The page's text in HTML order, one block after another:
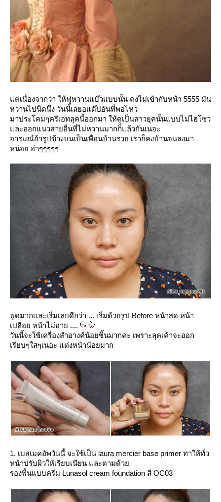
ต่เนื่องจากว่า ให้ฟูหวานแบ๊วแบบนั้น คงไม่เข้ากับหน้า 5555 มัน
หวานไปนิดนึง วันนี้เลยอแด๊ปอันที่พอไหว
มาประโคมๆครีเอทลุคนี้ออกมา ให้ดูเป็นสาวยุคนั้นแบบไม่ไฮโซว
ละออกแนวสายอื่นที่ไม่หวานมากก็แล้วกันเนอะ
อารมณ์ถ้ารูปข้างบนเป็นเพื่อนบ้านรวย เราก็คงบ้านจนลงมา
หน่อย ฮ่าๆๆๆๆๆ
พูดมากและเริ่มเลยดีกว่า ... เริ่มด้วยรูป Before หน้าสด หน้า
เปลือย หน้าไม่อาย ....
วันนี้จะใช้เครื่องสำอางค์น้อยชิ้นมากค่ะ เพราะลุคเค้าจะออก
เรียบๆใสๆเนอะ แต่งหน้าน้อยมาก
1. เบสเมคอัพวันนี้ จะใช้เป็น laura mercier base primer ทาให้ทั่ว
หน้าปรับผิวให้เรียบเนียน และตามด้ว
รองพื้นแบบครีม Lunasol cream foundation สี OC03